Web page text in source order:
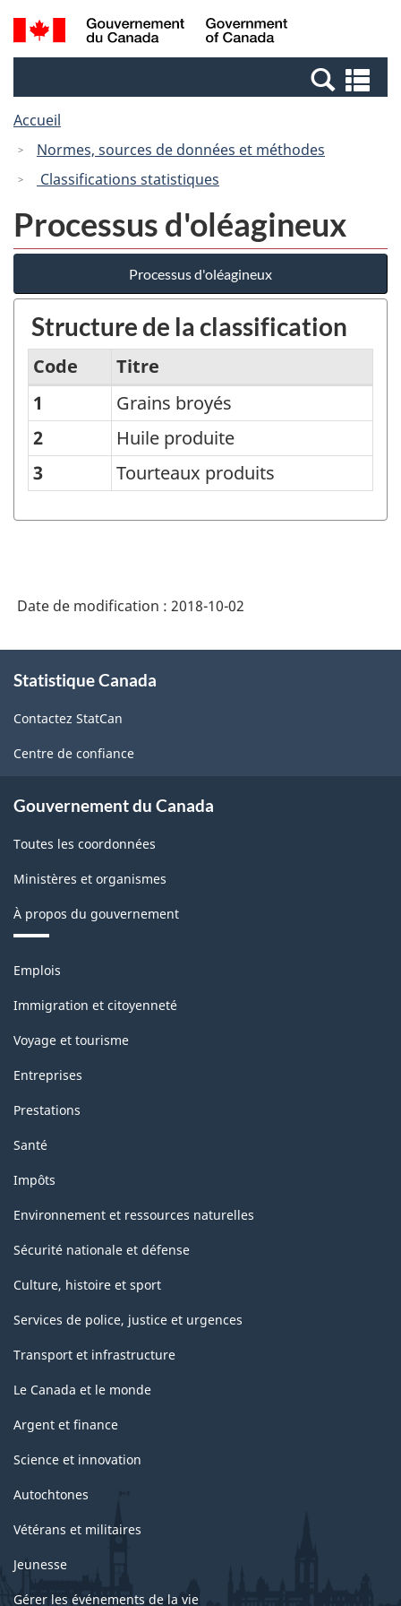
Passer
au
Passer
à
Canada
Recherche
et
et
Accueil
Normes, sources de données et méthodes
Classifications statistiques
Processus d'oléagineux
Processus d'oléagineux
Structure de la classification
Processus
d'oléagineux
-
Structure
de
Code
Titre
1
Grains broyés
2
Huile produite
3
Tourteaux produits
Date de modification : 2018-10-02
propos
ce
site
Statistique Canada
Contactez StatCan
Centre de confiance
Gouvernement du Canada
Toutes les coordonnées
Ministères et organismes
À propos du gouvernement
Thèmes
sujets
Emplois
Immigration et citoyenneté
Voyage et tourisme
Entreprises
Prestations
Santé
Impôts
Environnement et ressources naturelles
Sécurité nationale et défense
Culture, histoire et sport
Services de police, justice et urgences
Transport et infrastructure
Le Canada et le monde
Argent et finance
Science et innovation
Autochtones
Vétérans et militaires
Jeunesse
Gérer les événements de la vie